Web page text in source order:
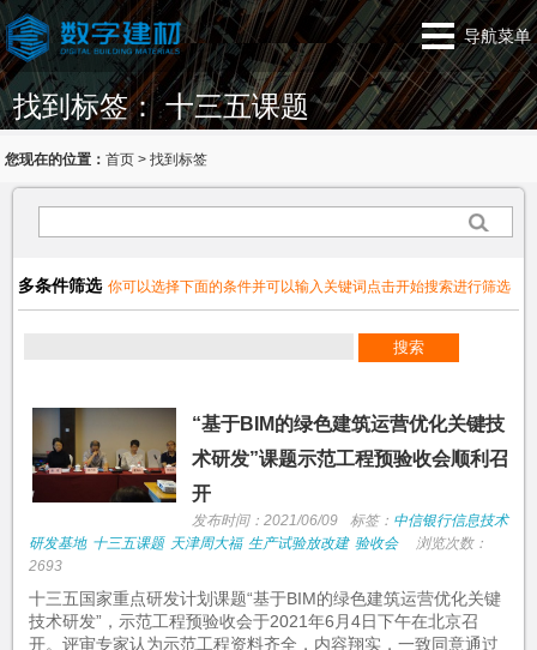
导航菜单
找到标签： 十三五课题
您现在的位置：首页 >找到标签
多条件筛选 你可以选择下面的条件并可以输入关键词点击开始搜索进行筛选
“基于BIM的绿色建筑运营优化关键技
术研发”课题示范工程预验收会顺利召
开
发布时间：2021/06/09 标签： 中信银行信息技术
研发基地 十三五课题 天津周大福 生产试验放改建 验收会
浏览次数：
2693
十三五国家重点研发计划课题“基于BIM的绿色建筑运营优化关键
技术研发”，示范工程预验收会于2021年6月4日下午在北京召
开。评审专家认为示范工程资料齐全，内容翔实，一致同意通过